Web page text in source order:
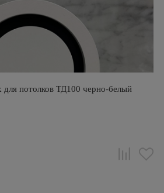
потолков ТД100 черно-белый